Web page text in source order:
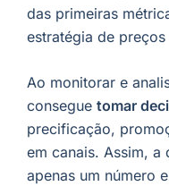
das primeiras
estratégia de
Ao monitorar e
consegue tomar
precificação,
em canais. Assim, a
apenas um número